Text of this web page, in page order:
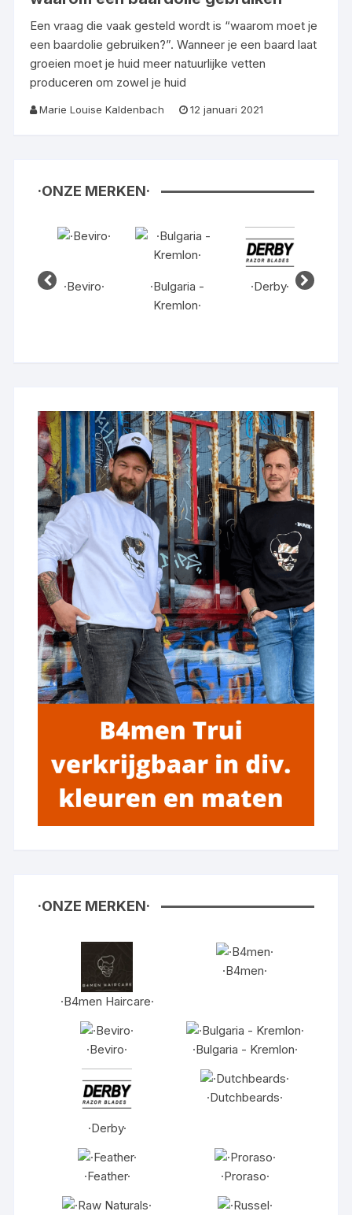
Een vraag die vaak gesteld wordt is “waarom moet je
een baardolie gebruiken?”. Wanneer je een baard laat
groeien moet je huid meer natuurlijke vetten
produceren om zowel je huid
Marie Louise Kaldenbach 12 januari 2021
·ONZE MERKEN·
·Beviro·
·Bulgaria -
Kremlon·
·Derby·
·ONZE MERKEN·
·B4men Haircare·
·B4men·
·Beviro· ·Bulgaria - Kremlon·
·Derby·
·Dutchbeards·
·Feather· ·Proraso·